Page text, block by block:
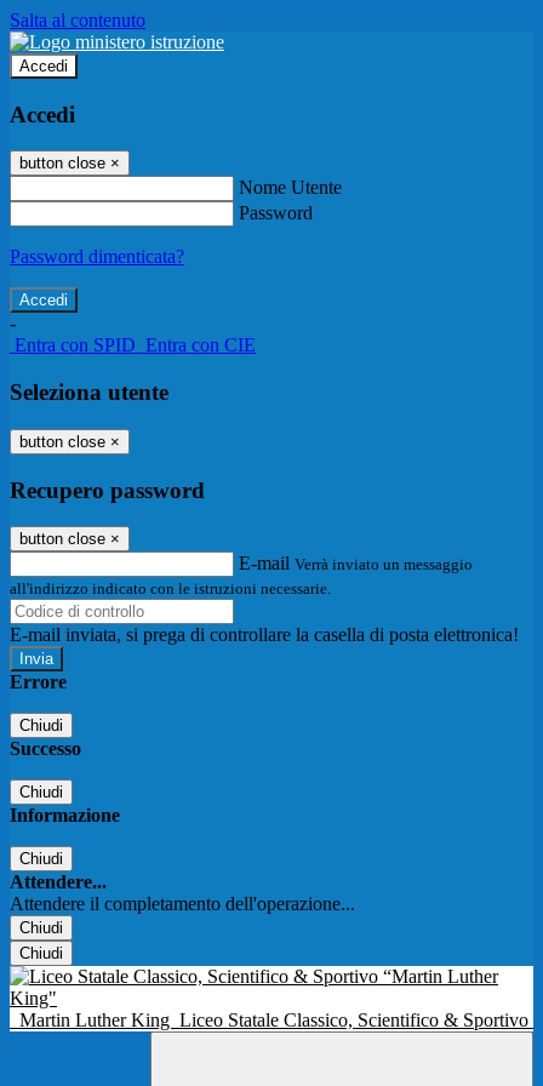
Salta al contenuto
Accedi
Accedi
button close ×
Nome Utente
Password
Password dimenticata?
-
Entra con SPID Entra con CIE
Seleziona utente
button close ×
Recupero password
button close ×
E-mail Verrà inviato un messaggio
all'indirizzo indicato con le istruzioni necessarie.
E-mail inviata, si prega di controllare la casella di posta elettronica!
Errore
Chiudi
Successo
Chiudi
Informazione
Chiudi
Attendere...
Attendere il completamento dell'operazione...
Chiudi
Chiudi
Martin Luther King Liceo Statale Classico, Scientifico & Sportivo